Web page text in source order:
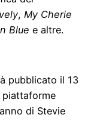
, My Cherie
Blue e altre.
pubblicato il 13
di Stevie